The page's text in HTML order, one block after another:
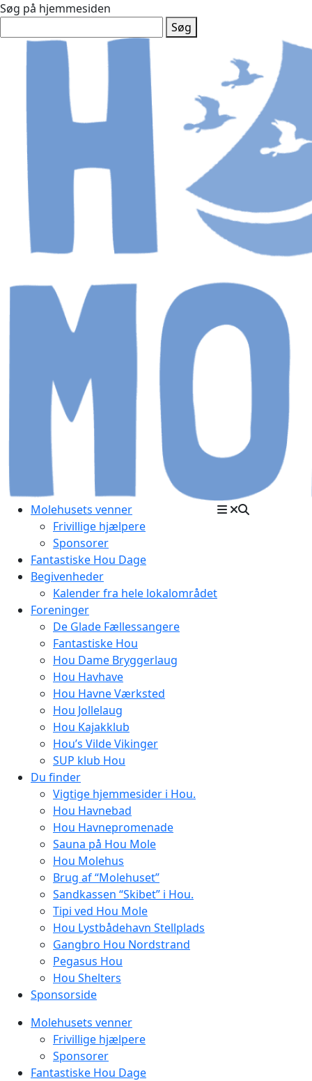
Søg på hjemmesiden
Søg
Molehusets venner
Frivillige hjælpere
Sponsorer
Fantastiske Hou Dage
Begivenheder
Kalender fra hele lokalområdet
Foreninger
De Glade Fællessangere
Fantastiske Hou
Hou Dame Bryggerlaug
Hou Havhave
Hou Havne Værksted
Hou Jollelaug
Hou Kajakklub
Hou’s Vilde Vikinger
SUP klub Hou
Du finder
Vigtige hjemmesider i Hou.
Hou Havnebad
Hou Havnepromenade
Sauna på Hou Mole
Hou Molehus
Brug af “Molehuset”
Sandkassen “Skibet” i Hou.
Tipi ved Hou Mole
Hou Lystbådehavn Stellplads
Gangbro Hou Nordstrand
Pegasus Hou
Hou Shelters
Sponsorside
Molehusets venner
Frivillige hjælpere
Sponsorer
Fantastiske Hou Dage